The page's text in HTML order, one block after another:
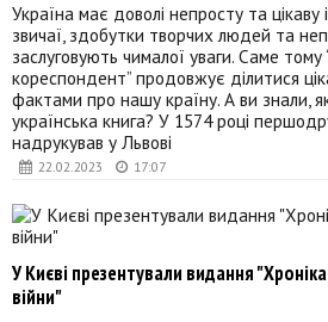
22.02.2023 17:07
Україна має доволі непросту та цікаву
звичаї, здобутки творчих людей та
заслуговують чималої уваги. Саме тому
кореспондент” продовжує ділитися
фактами про нашу країну. А ви знали,
українська книга? У 1574 році
надрукував у Львові
У Києві презентували видання
війни"